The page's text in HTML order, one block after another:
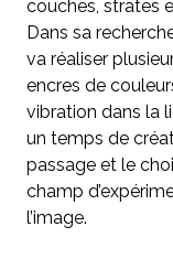
couches, strates
Dans sa
va réaliser
encres de
vibration dans la
un temps de
passage et le
champ
l’image.